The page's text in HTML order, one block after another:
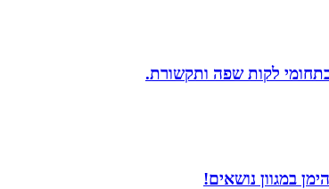
לקות שפה ותקשורת.
במגוון נושאים!